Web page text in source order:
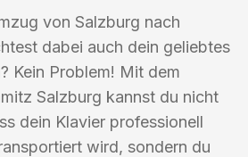
von Salzburg nach
dabei auch dein geliebtes
Kein Problem! Mit dem
Salzburg kannst du nicht
dein Klavier professionell
wird, sondern du